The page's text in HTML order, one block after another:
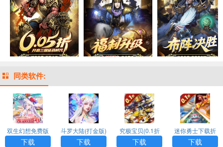
同类软件:
双生幻想免费版
下载
斗罗大陆(打金版)
下载
究极宝贝(0.1折
超究破限)
下载
迷你勇士下载折
扣版
下载